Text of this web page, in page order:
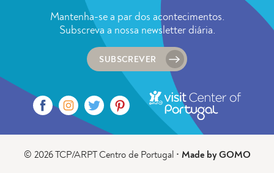
Mantenha-se a par dos acontecimentos.
Subscreva a nossa newsletter diária.
SUBSCREVER
© 2026 TCP/ARPT Centro de Portugal • Made by GOMO